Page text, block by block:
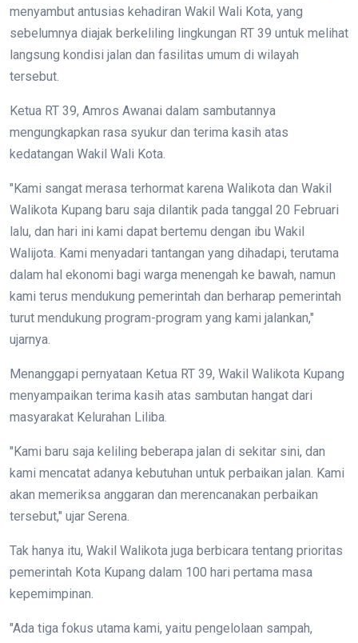
menyambut antusias kehadiran Wakil Wali Kota, yang
sebelumnya diajak berkeliling lingkungan RT 39 untuk melihat
langsung kondisi jalan dan fasilitas umum di wilayah
tersebut.
Ketua RT 39, Amros Awanai dalam sambutannya
mengungkapkan rasa syukur dan terima kasih atas
kedatangan Wakil Wali Kota.
"Kami sangat merasa terhormat karena Walikota dan Wakil
Walikota Kupang baru saja dilantik pada tanggal 20 Februari
lalu, dan hari ini kami dapat bertemu dengan ibu Wakil
Walijota. Kami menyadari tantangan yang dihadapi, terutama
dalam hal ekonomi bagi warga menengah ke bawah, namun
kami terus mendukung pemerintah dan berharap pemerintah
turut mendukung program-program yang kami jalankan,"
ujarnya.
Menanggapi pernyataan Ketua RT 39, Wakil Walikota Kupang
menyampaikan terima kasih atas sambutan hangat dari
masyarakat Kelurahan Liliba.
"Kami baru saja keliling beberapa jalan di sekitar sini, dan
kami mencatat adanya kebutuhan untuk perbaikan jalan. Kami
akan memeriksa anggaran dan merencanakan perbaikan
tersebut," ujar Serena.
Tak hanya itu, Wakil Walikota juga berbicara tentang prioritas
pemerintah Kota Kupang dalam 100 hari pertama masa
kepemimpinan.
"Ada tiga fokus utama kami, yaitu pengelolaan sampah,